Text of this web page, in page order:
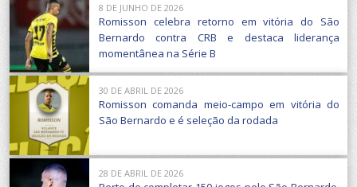
8 DE JUNHO DE 2026
Romisson celebra retorno em vitória do São
Bernardo contra CRB e destaca liderança
momentânea na Série B
30 DE ABRIL DE 2026
Romisson comanda meio-campo em vitória do
São Bernardo e é seleção da rodada
28 DE ABRIL DE 2026